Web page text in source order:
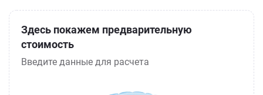
Здесь покажем предварительную
стоимость
Введите данные для расчета